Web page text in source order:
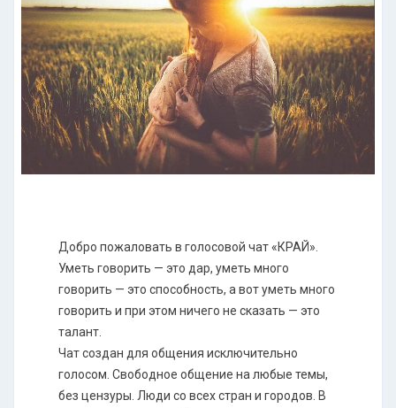
Добро пожаловать в голосовой чат «КРАЙ».
Уметь говорить — это дар, уметь много
говорить — это способность, а вот уметь много
говорить и при этом ничего не сказать — это
талант.
Чат создан для общения исключительно
голосом. Свободное общение на любые темы,
без цензуры. Люди со всех стран и городов. В